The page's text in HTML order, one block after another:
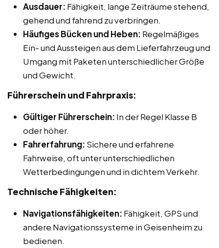
Ausdauer: Fähigkeit, lange Zeiträume stehend,
gehend und fahrend zu verbringen.
Häufiges Bücken und Heben: Regelmäßiges
Ein- und Aussteigen aus dem Lieferfahrzeug und
Umgang mit Paketen unterschiedlicher Größe
und Gewicht.
Führerschein und Fahrpraxis:
Gültiger Führerschein: In der Regel Klasse B
oder höher.
Fahrerfahrung: Sichere und erfahrene
Fahrweise, oft unter unterschiedlichen
Wetterbedingungen und in dichtem Verkehr.
Technische Fähigkeiten:
Navigationsfähigkeiten: Fähigkeit, GPS und
andere Navigationssysteme in Geisenheim zu
bedienen.